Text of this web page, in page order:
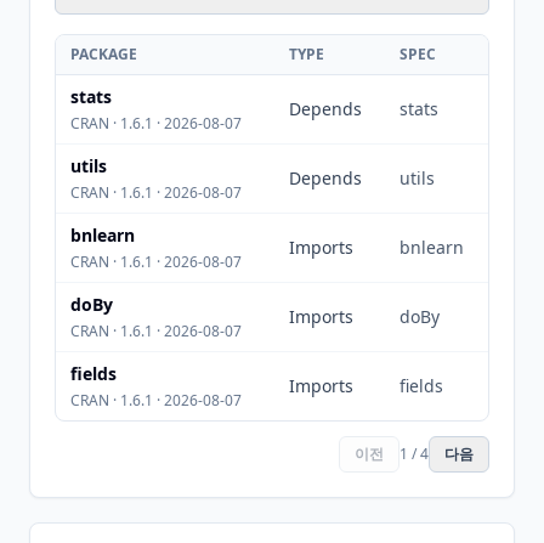
PACKAGE TYPE SPEC
stats
CRAN · 1.6.1 · 2026-08-07
Depends stats
utils
CRAN · 1.6.1 · 2026-08-07
Depends utils
bnlearn
CRAN · 1.6.1 · 2026-08-07
Imports bnlearn
doBy
CRAN · 1.6.1 · 2026-08-07
Imports doBy
fields
CRAN · 1.6.1 · 2026-08-07
Imports fields
이전 1 / 4 다음